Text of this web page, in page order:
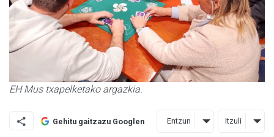
EH Mus txapelketako argazkia.
Gehitu gaitzazu Googlen Entzun Itzuli